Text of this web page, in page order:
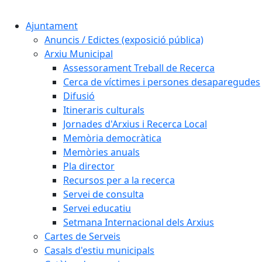
Ajuntament
Anuncis / Edictes (exposició pública)
Arxiu Municipal
Assessorament Treball de Recerca
Cerca de víctimes i persones desaparegudes
Difusió
Itineraris culturals
Jornades d'Arxius i Recerca Local
Memòria democràtica
Memòries anuals
Pla director
Recursos per a la recerca
Servei de consulta
Servei educatiu
Setmana Internacional dels Arxius
Cartes de Serveis
Casals d'estiu municipals